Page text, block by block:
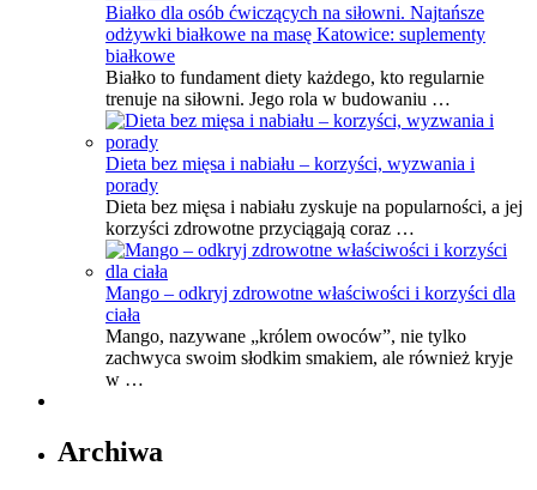
Białko dla osób ćwiczących na siłowni. Najtańsze
odżywki białkowe na masę Katowice: suplementy
białkowe
Białko to fundament diety każdego, kto regularnie
trenuje na siłowni. Jego rola w budowaniu …
Dieta bez mięsa i nabiału – korzyści, wyzwania i
porady
Dieta bez mięsa i nabiału zyskuje na popularności, a jej
korzyści zdrowotne przyciągają coraz …
Mango – odkryj zdrowotne właściwości i korzyści dla
ciała
Mango, nazywane „królem owoców”, nie tylko
zachwyca swoim słodkim smakiem, ale również kryje
w …
Archiwa